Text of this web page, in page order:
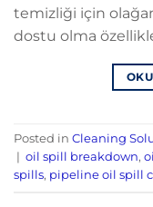
temizliği için
dostu olma
Posted in Cleaning
| oil spill breakdown,
spills, pipeline oil spill